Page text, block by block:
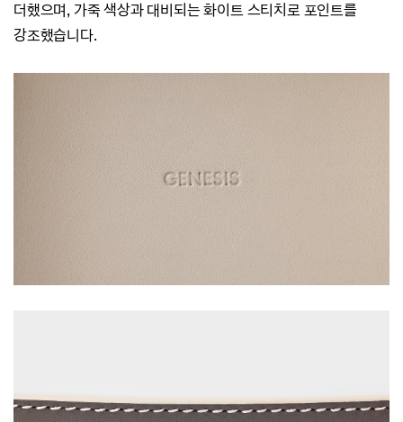
더했으며, 가죽 색상과 대비되는 화이트 스티치로 포인트를
강조했습니다.